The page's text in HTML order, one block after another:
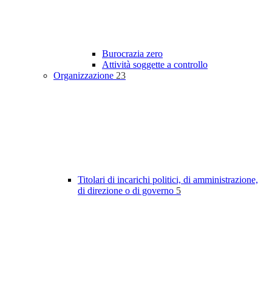
Burocrazia zero
Attività soggette a controllo
Organizzazione 23
Titolari di incarichi politici, di amministrazione,
di direzione o di governo 5